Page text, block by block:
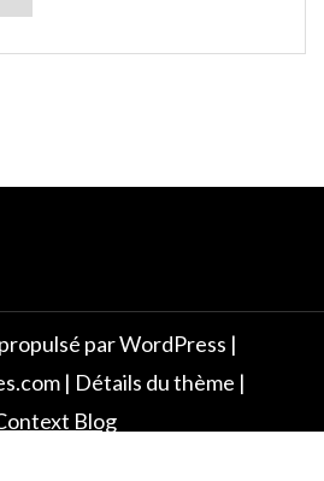
par WordPress |
| Détails du thème |
Blog